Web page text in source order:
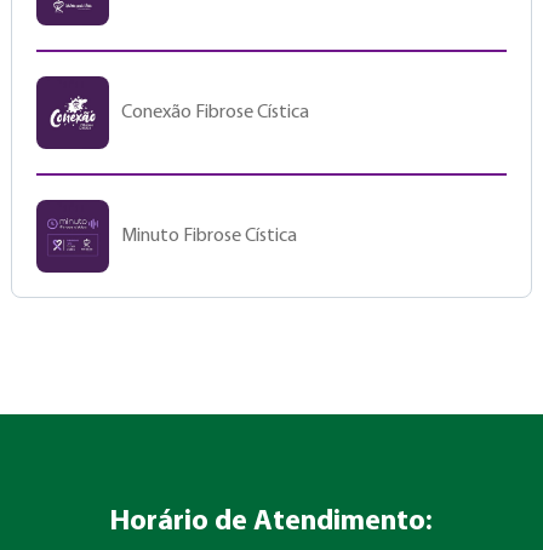
Conexão Fibrose Cística
Minuto Fibrose Cística
Horário de Atendimento: